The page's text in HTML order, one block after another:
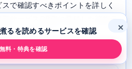
で確認すべきポイントを詳しく
サービスDB側に登録した詳細テ
名と確認メモだけを作品ごとに
るを読めるサービスを確認
無料・特典を確認
×